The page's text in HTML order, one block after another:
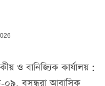
ও বানিজ্যিক কার্যালয় :
০৯, বসুন্ধরা আবাসিক